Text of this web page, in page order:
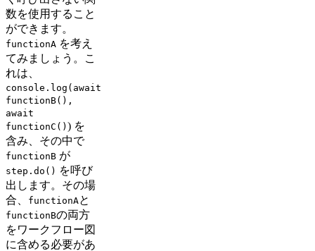
数を使用すること
ができます。
functionA を考え
てみましょう。こ
れは、
console.log(await
functionB(),
await
functionC() ) を
含み、その中で
functionB が
step.do() を呼び
出します。その場
合、
functionAと
functionBの両方
をワークフロー図
に含める必要があ